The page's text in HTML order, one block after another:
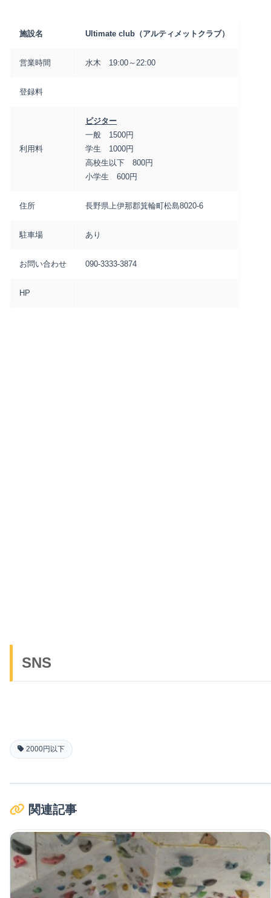
施設名 Ultimate club（アルティメットクラブ）
営業時間 水木 19:00～22:00
登録料
利用料
ビジター
一般 1500円
学生 1000円
高校生以下 800円
小学生 600円
住所 長野県上伊那郡箕輪町松島8020-6
駐車場 あり
お問い合わせ 090-3333-3874
HP
SNS
2000円以下
関連記事